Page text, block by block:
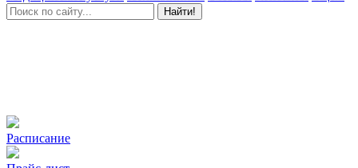
Найти!
Расписание